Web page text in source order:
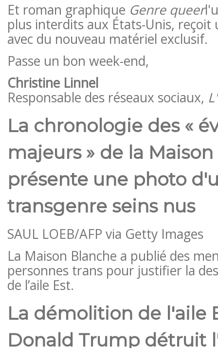
Et roman graphique Genre queer
plus interdits aux États-Unis, reçoit
avec du nouveau matériel exclusif.
Passe un bon week-end,
Christine Linnel
Responsable des réseaux sociaux,
La chronologie des «
majeurs » de la
présente une photo
transgenre seins nus
SAUL LOEB/AFP via Getty Images
La Maison Blanche a publié des
personnes trans pour justifier la
de l’aile Est.
La démolition de l'aile
Donald Trump détruit